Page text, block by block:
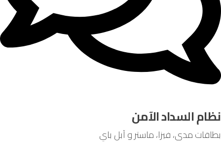
السداد الآمن
مدى، فيزا، ماستر و آبل باي